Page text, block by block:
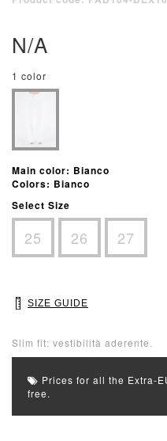
N/A
1 color
Main color: Bianco
Colors: Bianco
Select Size
25 26 27
SIZE GUIDE
Slim fit: vestibilità aderente.
Prices for all the Extra-
free.